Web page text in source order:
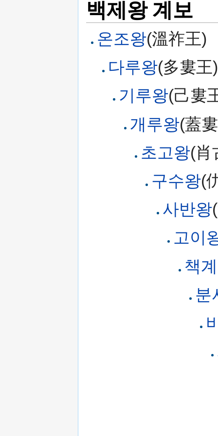
백제왕 계보
온조왕(溫祚王)
다루왕(多婁王)
기루왕(己婁
개루왕(蓋
초고왕(肖
구수왕(
사반왕
고이
책
분